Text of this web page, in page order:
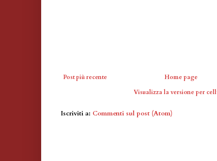
Post più recente
Home page
Visualizza la versione per
Iscriviti a: Commenti sul post (Atom)